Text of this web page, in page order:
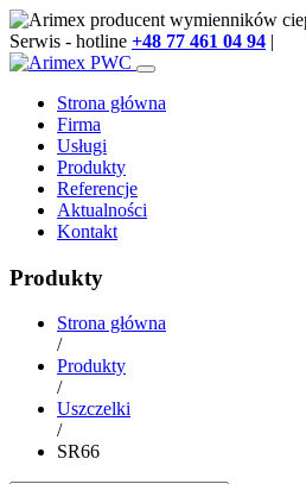
Serwis - hotline +48 77 461 04 94 |
Strona główna
Firma
Usługi
Produkty
Referencje
Aktualności
Kontakt
Produkty
Strona główna
/
Produkty
/
Uszczelki
/
SR66